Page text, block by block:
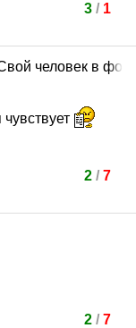
3/ 1
2/ 7
2/ 7